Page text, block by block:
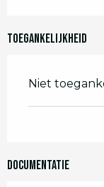
Toegankelijkheid
Niet
Documentatie